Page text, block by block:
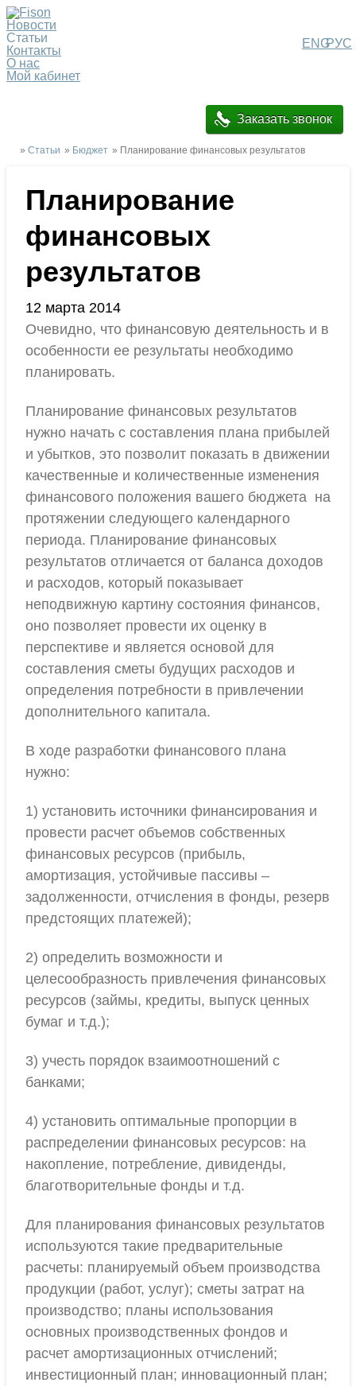
РУС
ENG
Новости
Статьи
Контакты
О нас
Мой кабинет
Заказать звонок
» Статьи » Бюджет » Планирование финансовых результатов
Планирование
финансовых
результатов
12 марта 2014
Очевидно, что финансовую деятельность и в
особенности ее результаты необходимо
планировать.
Планирование финансовых результатов
нужно начать с составления плана прибылей
и убытков, это позволит показать в движении
качественные и количественные изменения
финансового положения вашего бюджета на
протяжении следующего календарного
периода. Планирование финансовых
результатов отличается от баланса доходов
и расходов, который показывает
неподвижную картину состояния финансов,
оно позволяет провести их оценку в
перспективе и является основой для
составления сметы будущих расходов и
определения потребности в привлечении
дополнительного капитала.
В ходе разработки финансового плана
нужно:
1) установить источники финансирования и
провести расчет объемов собственных
финансовых ресурсов (прибыль,
амортизация, устойчивые пассивы –
задолженности, отчисления в фонды, резерв
предстоящих платежей);
2) определить возможности и
целесообразность привлечения финансовых
ресурсов (займы, кредиты, выпуск ценных
бумаг и т.д.);
3) учесть порядок взаимоотношений с
банками;
4) установить оптимальные пропорции в
распределении финансовых ресурсов: на
накопление, потребление, дивиденды,
благотворительные фонды и т.д.
Для планирования финансовых результатов
используются такие предварительные
расчеты: планируемый объем производства
продукции (работ, услуг); сметы затрат на
производство; планы использования
основных производственных фондов и
расчет амортизационных отчислений;
инвестиционный план; инновационный план;